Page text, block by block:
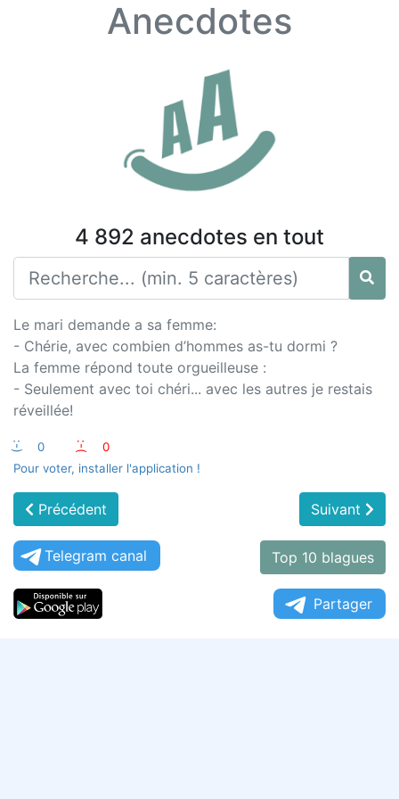
Anecdotes
4 892 anecdotes en tout
Le mari demande a sa femme:
- Chérie, avec combien d’hommes as-tu dormi ?
La femme répond toute orgueilleuse :
- Seulement avec toi chéri... avec les autres je restais
réveillée!
:-) 0 :-(
0
Pour voter, installer l'application !
Précédent Suivant
Telegram canal Top 10 blagues
Partager